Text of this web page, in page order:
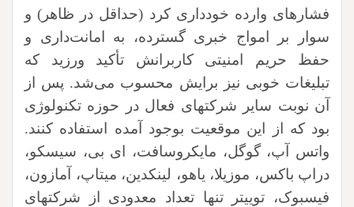
فشارهای وارده خودداری کرد (حداقل در ظاهر) و
سوار بر امواج خبری گسترده، به امانت‌داری و
حفظ حریم امنیتی کاربرانش تأکید ورزید که
تبلیغات خوبی نیز برایش محسوب می‌شد. پس از
آن نوبت سایر شرکتهای فعال در حوزه تکنولوژی
بود که از این موقعیت بوجود آمده استفاده کنند.
واتس آپ، گوگل، مایکروسافت، ای بی، سیسکو،
دراپ باکس، موزیلا، یاهو، لینکدین، میتاپ، آمازون،
فیسبوک، توییتر تنها تعداد معدودی از شرکتهای